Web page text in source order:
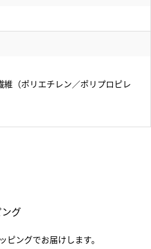
（ポリエチレン／ポリプロピレ
グ
ピングでお届けします。